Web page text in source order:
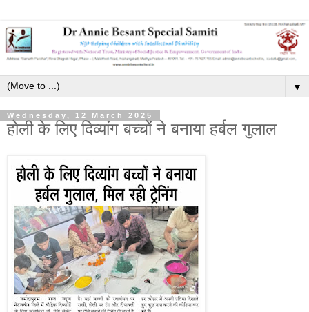
▼
Wednesday, 12 March 2025
होली के लिए दिव्यांग बच्चों ने बनाया हर्बल गुलाल